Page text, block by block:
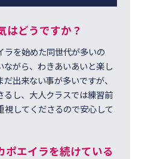
はどうですか？
ラを始めた同世代が多いの
ながら、わきあいあいと楽し
出来ない事が多いですが、
るし、大人クラスでは練習前
視してくださるので安心して
ポエイラを続けている